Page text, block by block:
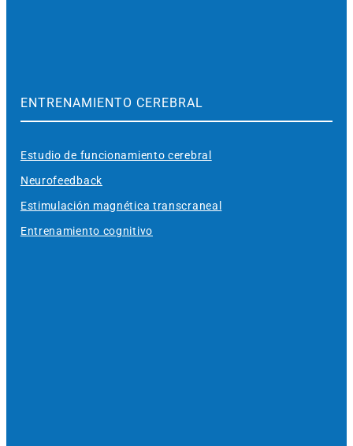
ENTRENAMIENTO CEREBRAL
Estudio de funcionamiento cerebral
Neurofeedback
Estimulación magnética transcraneal
Entrenamiento cognitivo